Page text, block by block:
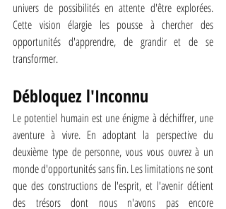
univers de possibilités en attente d'être explorées.
Cette vision élargie les pousse à chercher des
opportunités d'apprendre, de grandir et de se
transformer.
Débloquez l'Inconnu
Le potentiel humain est une énigme à déchiffrer, une
aventure à vivre. En adoptant la perspective du
deuxième type de personne, vous vous ouvrez à un
monde d'opportunités sans fin. Les limitations ne sont
que des constructions de l'esprit, et l'avenir détient
des trésors dont nous n'avons pas encore